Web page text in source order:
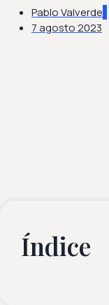
Pablo Valverde
7 agosto 2023
Índice